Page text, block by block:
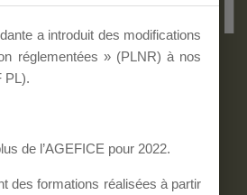
a introduit des modifications
réglementées » (PLNR) à nos
PL).
de l’AGEFICE pour 2022.
des formations réalisées à partir